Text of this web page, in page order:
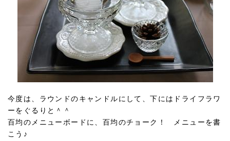
今度は、ラウンドのキャンドルにして、下にはドライフラワ
ーをぐるりと＾＾
百均のメニューボードに、百均のチョーク！ メニューを書
こう♪